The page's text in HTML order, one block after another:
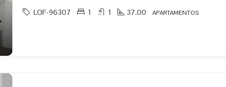
LOF-96307 1 1 37.00 APARTAMENTOS